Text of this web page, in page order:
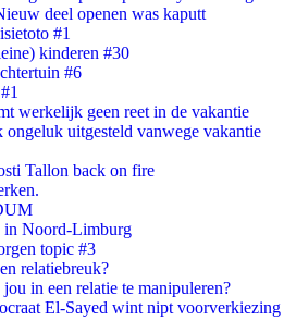
deel openen was kaputt
#1
kinderen #30
#6
werkelijk geen reet in de vakantie
ongeluk uitgesteld vanwege vakantie
Tallon back on fire
in Noord-Limburg
topic #3
relatiebreuk?
in een relatie te manipuleren?
El-Sayed wint nipt voorverkiezing